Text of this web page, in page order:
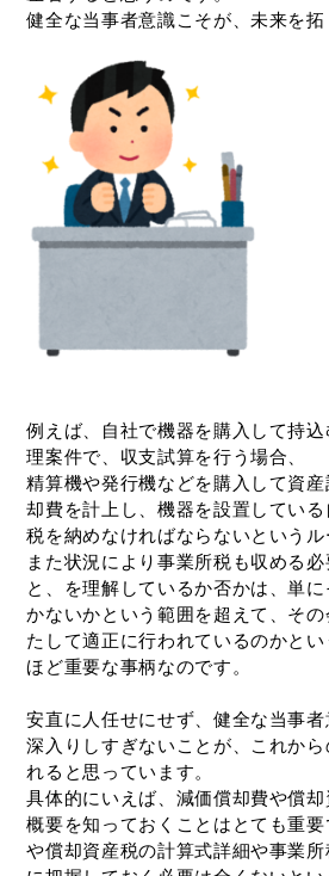
健全な当事者意識こそが、未来を拓
例えば、自社で機器を購入して持
理案件で、収支試算を行う場合、
精算機や発行機などを購入して資
却費を計上し、機器を設置してい
税を納めなければならないというル
また状況により事業所税も収める必
と、を理解しているか否かは、単
かないかという範囲を超えて、そ
たして適正に行われているのかと
ほど重要な事柄なのです。
安直に人任せにせず、健全な当事
深入りしすぎないことが、これか
れると思っています。
具体的にいえば、減価償却費や償
概要を知っておくことはとても重
や償却資産税の計算式詳細や事業